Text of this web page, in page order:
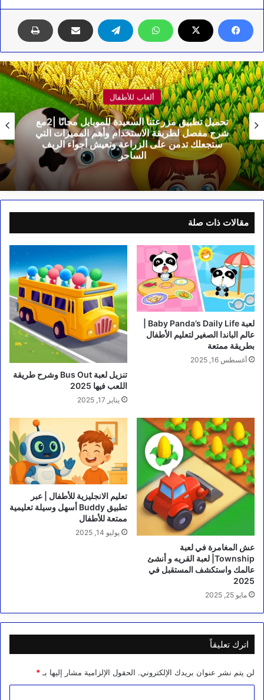
ألعاب للأطفال
تطبيق ألعاب أطفال من1_5 سنوات | مع رحلة ممتعة
وتعليمية تبدأ فيها اللعب
مقالات ذات صلة
عالم الباندا الصغير لتعليم الأطفال
بطريقة ممتعة
أغسطس 16, 2025
تنزيل لعبة Bus Out وشرح طريقة
اللعب فيها 2025
يناير 17, 2025
عش المغامرة في لعبة
Township| لعبة القريه و أنشئ
عالمك واستكشف المستقبل في
2025
مايو 25, 2025
تعليم الانجليزية للأطفال | عبر
تطبيق Buddy أسهل وسيلة تعليمية
ممتعة للأطفال
يوليو 14, 2025
اترك تعليقاً
لن يتم نشر عنوان بريدك الإلكتروني. الحقول الإلزامية مشار إليها بـ*